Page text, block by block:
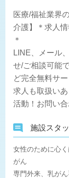
医療/福祉業界
介護】＊求人
＊
LINE、メール
せ/ご相談可能
ど完全無料サ
求人も取扱い
活動！お問い
施設スタ
女性のために心
がん
専門外来、乳が